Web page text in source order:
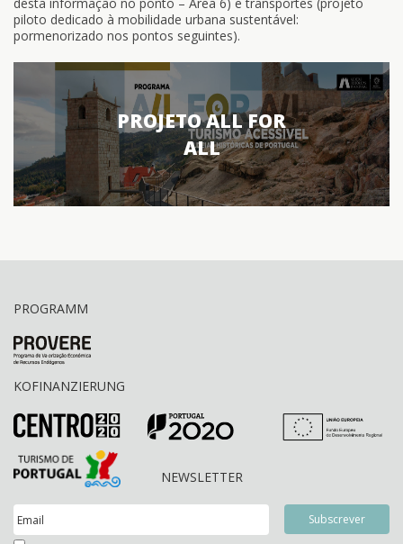
piloto dedicado à mobilidade urbana sustentável:
pormenorizado nos pontos seguintes).
PROJETO ALL FOR
ALL
PROGRAMM
KOFINANZIERUNG
NEWSLETTER